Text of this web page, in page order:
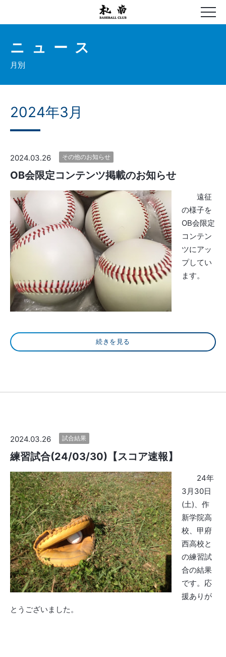
ニュース
月別
2024年3月
2024.03.26 その他のお知らせ
OB会限定コンテンツ掲載のお知らせ
遠征
の様子を
OB会限定
コンテン
ツにアッ
プしてい
ます。
続きを見る
2024.03.26 試合結果
練習試合(24/03/30)【スコア速報】
24年
3月30日
(土)、作
新学院高
校、甲府
西高校と
の練習試
合の結果
です。応
援ありが
とうございました。